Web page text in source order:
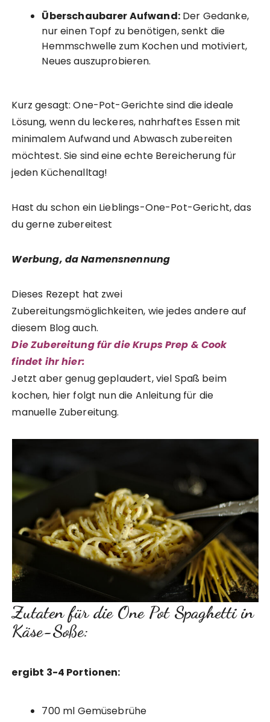
Überschaubarer Aufwand:Der Gedanke,
nur einen Topf zu benötigen, senkt die
Hemmschwelle zum Kochen und motiviert,
Neues auszuprobieren.
Kurz gesagt: One-Pot-Gerichte sind die ideale
Lösung, wenn du leckeres, nahrhaftes Essen mit
minimalem Aufwand und Abwasch zubereiten
möchtest. Sie sind eine echte Bereicherung für
jeden Küchenalltag!
Hast du schon ein Lieblings-One-Pot-Gericht, das
du gerne zubereitest
Werbung, da Namensnennung
Dieses Rezept hat zwei
Zubereitungsmöglichkeiten, wie jedes andere auf
diesem Blog auch.
Die Zubereitung für die Krups Prep & Cook
findet ihr hier:
Jetzt aber genug geplaudert, viel Spaß beim
kochen, hier folgt nun die Anleitung für die
manuelle Zubereitung.
Zutaten für die One Pot Spaghetti in
Käse-Soße:
ergibt 3-4 Portionen:
700 ml Gemüsebrühe